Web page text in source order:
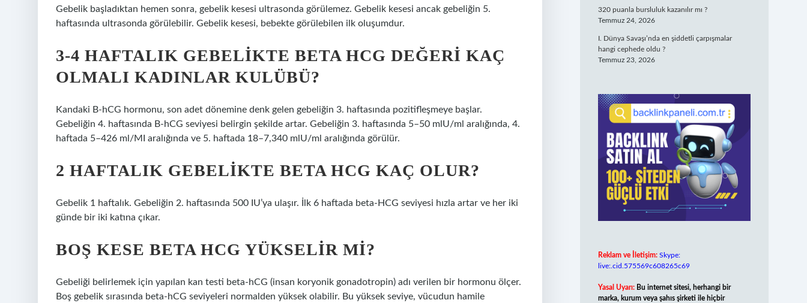
Gebelik başladıktan hemen sonra, gebelik kesesi ultrasonda görülemez. Gebelik kesesi ancak gebeliğin 5.
haftasında ultrasonda görülebilir. Gebelik kesesi, bebekte görülebilen ilk oluşumdur.
3-4 HAFTALIK GEBELIKTE BETA HCG DEĞERI KAÇ
OLMALI KADINLAR KULÜBÜ?
Kandaki B-hCG hormonu, son adet dönemine denk gelen gebeliğin 3. haftasında pozitifleşmeye başlar.
Gebeliğin 4. haftasında B-hCG seviyesi belirgin şekilde artar. Gebeliğin 3. haftasında 5–50 mlU/ml aralığında, 4.
haftada 5–426 ml/MI aralığında ve 5. haftada 18–7,340 mlU/ml aralığında görülür.
2 HAFTALIK GEBELIKTE BETA HCG KAÇ OLUR?
Gebelik 1 haftalık. Gebeliğin 2. haftasında 500 IU’ya ulaşır. İlk 6 haftada beta-HCG seviyesi hızla artar ve her iki
günde bir iki katına çıkar.
BOŞ KESE BETA HCG YÜKSELIR MI?
Gebeliği belirlemek için yapılan kan testi beta-hCG (insan koryonik gonadotropin) adı verilen bir hormonu ölçer.
Boş gebelik sırasında beta-hCG seviyeleri normalden yüksek olabilir. Bu yüksek seviye, vücudun hamile
320 puanla bursluluk kazanılır mı ?
Temmuz 24, 2026
I. Dünya Savaşı’nda en şiddetli çarpışmalar
hangi cephede oldu ?
Temmuz 23, 2026
Reklam ve İletişim: Skype:
live:.cid.575569c608265c69
Yasal Uyarı: Bu internet sitesi, herhangi bir
marka, kurum veya şahıs şirketi ile hiçbir